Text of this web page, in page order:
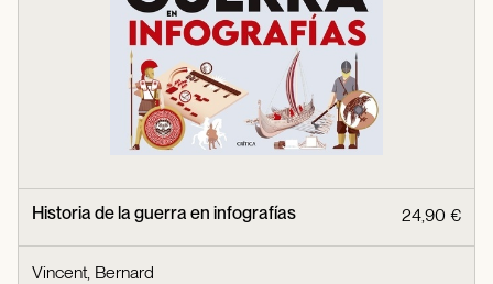
Historia de la guerra en infografías 24,90 €
Vincent, Bernard